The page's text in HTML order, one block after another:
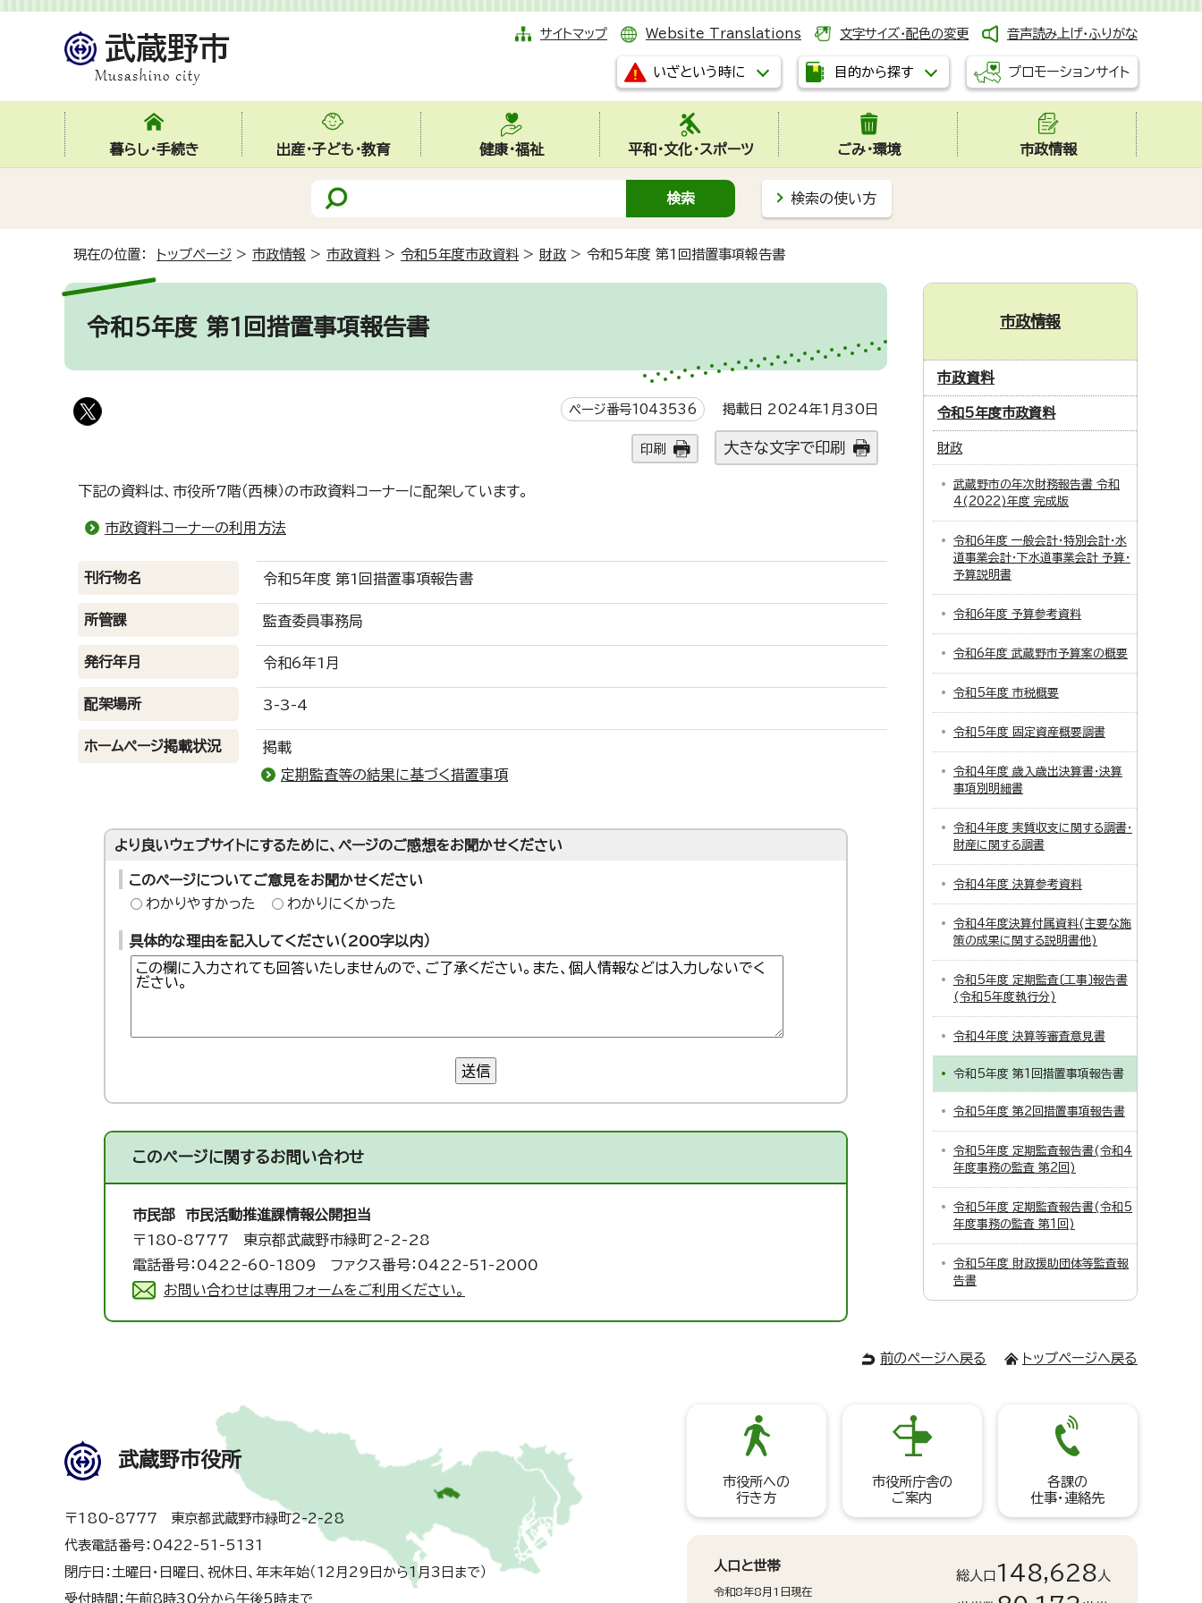
サイトマップ Website Translations 文字サイズ・配色の変更 音声読み上げ・ふりがな
いざという時に 目的から探す プロモーションサイト
暮らし・手続き 出産・子ども・教育 健康・福祉 平和・文化・スポーツ ごみ・環境 市政情報
検索の使い方
現在の位置： トップページ > 市政情報 > 市政資料 > 令和5年度市政資料 > 財政 > 令和5年度 第1回措置事項報告書
令和5年度 第1回措置事項報告書
ページ番号1043536 掲載日 2024年1月30日
印刷 大きな文字で印刷
下記の資料は、市役所7階（西棟）の市政資料コーナーに配架しています。
市政資料コーナーの利用方法
刊行物名 令和5年度 第1回措置事項報告書
所管課 監査委員事務局
発行年月 令和6年1月
配架場所 3-3-4
ホームページ掲載状況
掲載
定期監査等の結果に基づく措置事項
より良いウェブサイトにするために、ページのご感想をお聞かせください
このページについてご意見をお聞かせください
わかりやすかった
わかりにくかった
具体的な理由を記入してください（200字以内）
送信
このページに関するお問い合わせ
市民部 市民活動推進課情報公開担当
〒180-8777 東京都武蔵野市緑町2-2-28
電話番号：0422-60-1809 ファクス番号：0422-51-2000
お問い合わせは専用フォームをご利用ください。
市政情報
市政資料
令和5年度市政資料
財政
武蔵野市の年次財務報告書 令和
4(2022)年度 完成版
令和6年度 一般会計・特別会計・水
道事業会計・下水道事業会計 予算・
予算説明書
令和6年度 予算参考資料
令和6年度 武蔵野市予算案の概要
令和5年度 市税概要
令和5年度 固定資産概要調書
令和4年度 歳入歳出決算書・決算
事項別明細書
令和4年度 実質収支に関する調書・
財産に関する調書
令和4年度 決算参考資料
令和4年度決算付属資料(主要な施
策の成果に関する説明書他)
令和5年度 定期監査〔工事〕報告書
(令和5年度執行分)
令和4年度 決算等審査意見書
令和5年度 第1回措置事項報告書
令和5年度 第2回措置事項報告書
令和5年度 定期監査報告書(令和4
年度事務の監査 第2回)
令和5年度 定期監査報告書(令和5
年度事務の監査 第1回)
令和5年度 財政援助団体等監査報
告書
前のページへ戻る トップページへ戻る
武蔵野市役所
〒180-8777 東京都武蔵野市緑町2-2-28
代表電話番号：0422-51-5131
閉庁日：土曜日・日曜日、祝休日、年末年始（12月29日から1月3日まで）
受付時間：午前8時30分から午後5時まで
市役所への
行き方
市役所庁舎の
ご案内
各課の
仕事・連絡先
人口と世帯
令和8年8月1日現在
総人口 148,628 人